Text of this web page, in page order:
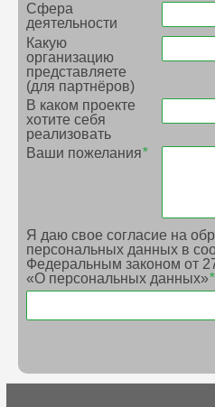
Сфера
деятельности
Какую
организацию
представляете
(для партнёров)
В каком проекте
хотите себя
реализовать
Ваши пожелания*
Я даю свое согласие на
персональных данных в
Федеральным законом от
«О персональных данных»*